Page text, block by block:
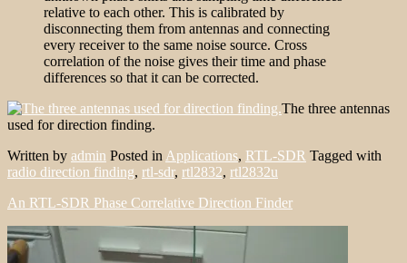
relative to each other. This is calibrated by
disconnecting them from antennas and connecting
every receiver to the same noise source. Cross
correlation of the noise gives their time and phase
differences so that it can be corrected.
The three antennas
used for direction finding.
Written by admin Posted in Applications, RTL-SDR Tagged with
radio direction finding, rtl-sdr, rtl2832, rtl2832u
An RTL-SDR Phase Correlative Direction Finder